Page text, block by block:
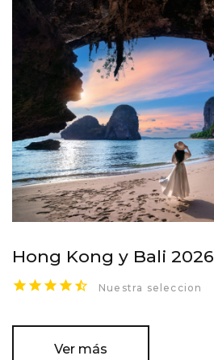
Hong Kong y Bali 2026
Nuestra seleccion
Ver más